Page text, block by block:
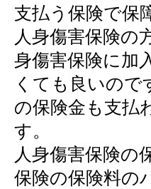
支払う保険で保
人身傷害保険の
身傷害保険に加
くても良いの
の保険金も支払
す。
人身傷害保険の
保険の保険料の